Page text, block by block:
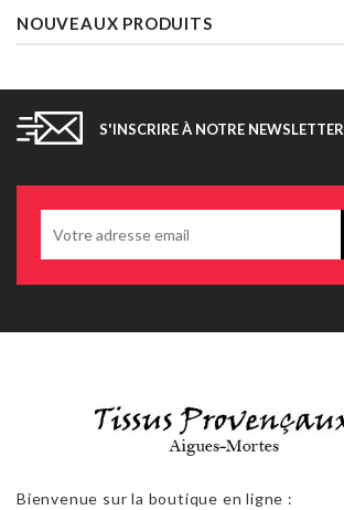
NOUVEAUX PRODUITS
S'INSCRIRE À NOTRE NEWSLETTER
Bienvenue sur la boutique en ligne :